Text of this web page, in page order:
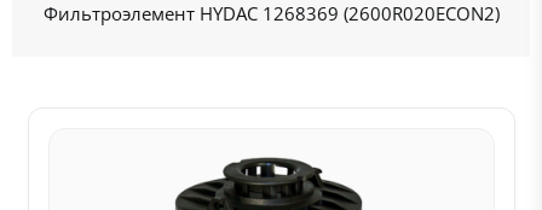
Фильтроэлемент HYDAC 1268369 (2600R020ECON2)